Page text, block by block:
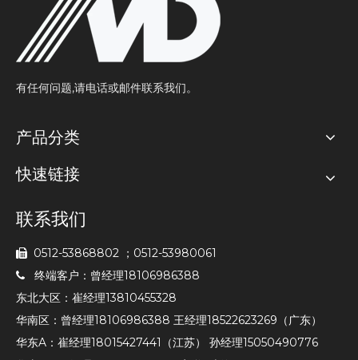
有任何问题,请电话或邮件联系我们。
产品分类
快速链接
联系我们
 0512-53868802 ；0512-53980061

终端客户：曾经理18106986388
东北大区：崔经理13810455328
华南区：曾经理18106986388 王经理18522623269（广东）
华东A：崔经理18015427441（江苏） 孙经理15050490776